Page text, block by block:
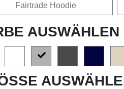
Fairtrade Hoodie
AUSWÄHLEN
AUSWÄHLEN